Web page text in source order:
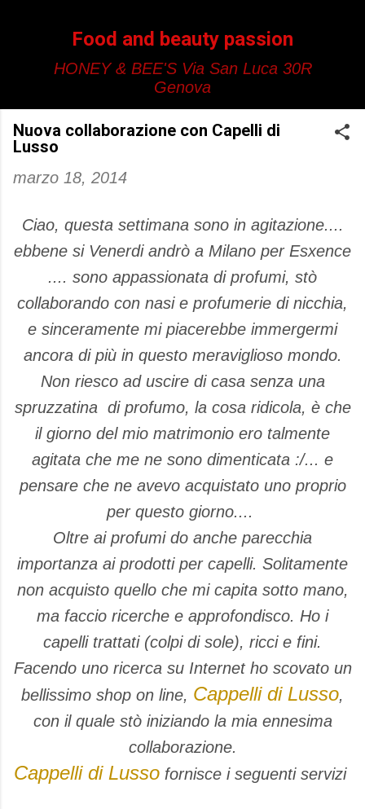
Food and beauty passion
HONEY & BEE'S Via San Luca 30R
Genova
Nuova collaborazione con Capelli di
Lusso
marzo 18, 2014
Ciao, questa settimana sono in agitazione....
ebbene si Venerdi andrò a Milano per Esxence
.... sono appassionata di profumi, stò
collaborando con nasi e profumerie di nicchia,
e sinceramente mi piacerebbe immergermi
ancora di più in questo meraviglioso mondo.
Non riesco ad uscire di casa senza una
spruzzatina di profumo, la cosa ridicola, è che
il giorno del mio matrimonio ero talmente
agitata che me ne sono dimenticata :/... e
pensare che ne avevo acquistato uno proprio
per questo giorno....
Oltre ai profumi do anche parecchia
importanza ai prodotti per capelli. Solitamente
non acquisto quello che mi capita sotto mano,
ma faccio ricerche e approfondisco. Ho i
capelli trattati (colpi di sole), ricci e fini.
Facendo uno ricerca su Internet ho scovato un
bellissimo shop on line, Cappelli di Lusso,
con il quale stò iniziando la mia ennesima
collaborazione.
Cappelli di Lusso fornisce i seguenti servizi